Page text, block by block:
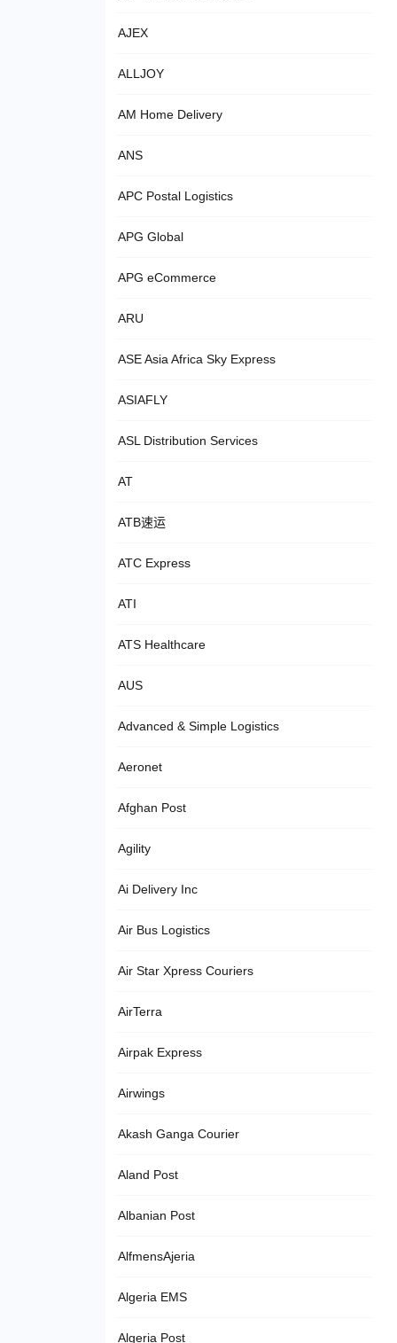
AJEX
ALLJOY
AM Home Delivery
ANS
APC Postal Logistics
APG Global
APG eCommerce
ARU
ASE Asia Africa Sky Express
ASIAFLY
ASL Distribution Services
AT
ATB速运
ATC Express
ATI
ATS Healthcare
AUS
Advanced & Simple Logistics
Aeronet
Afghan Post
Agility
Ai Delivery Inc
Air Bus Logistics
Air Star Xpress Couriers
AirTerra
Airpak Express
Airwings
Akash Ganga Courier
Aland Post
Albanian Post
AlfmensAjeria
Algeria EMS
Algeria Post